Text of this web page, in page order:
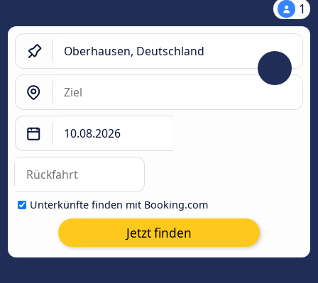
1
Unterkünfte finden mit Booking.com
Jetzt finden